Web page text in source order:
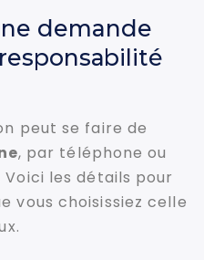
demande
peut se faire de
, par téléphone ou
les détails pour
vous choisissiez celle